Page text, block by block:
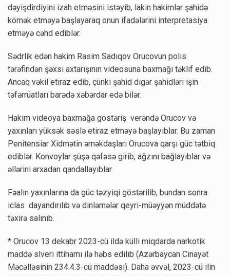
dəyişdirdiyini izah etməsini istəyib, lakin hakimlər şahidə
kömək etməyə başlayaraq onun ifadələrini interpretasiya
etməyə cəhd ediblər.
Sədrlik edən hakim Rasim Sadıqov Orucovun polis
tərəfindən şəxsi axtarışının videosuna baxmağı təklif edib.
Ancaq vəkil etiraz edib, çünki şahid digər şahidləri işin
təfərrüatları barədə xəbərdar edə bilər.
Hakim videoya baxmağa göstəriş verəndə Orucov və
yaxınları yüksək səslə etiraz etməyə başlayıblar. Bu zaman
Penitensiar Xidmətin əməkdaşları Orucova qarşı güc tətbiq
ediblər. Konvoylar şüşə qəfəsə girib, ağzını bağlayıblar və
əllərini arxadan qandallayıblar.
Fəalın yaxınlarına da güc təzyiqi göstərilib, bundan sonra
iclas dayandırılıb və dinləmələr qeyri-müəyyən müddətə
təxirə salınıb.
* Orucov 13 dekabr 2023-cü ildə külli miqdarda narkotik
maddə slveri ittihamı ilə həbs edilib (Azərbaycan Cinayət
Məcəlləsinin 234.4.3-cü maddəsi). Daha əvvəl, 2023-cü ilin